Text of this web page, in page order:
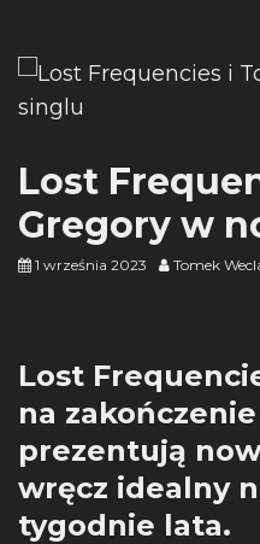
Lost
Gregory w
1 września 2023 Tomek
Lost
na
prezentują
wręcz idealny
tygodnie lata.